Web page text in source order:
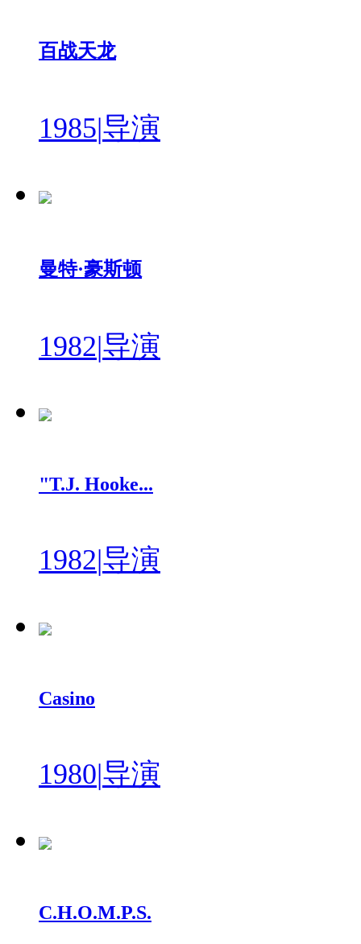
百战天龙
1985|导演
曼特·豪斯顿
1982|导演
"T.J. Hooke...
1982|导演
Casino
1980|导演
C.H.O.M.P.S.